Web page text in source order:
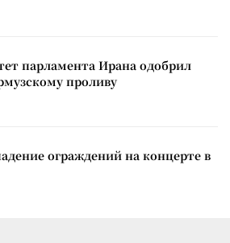
парламента Ирана одобрил
проливу
ограждений на концерте в